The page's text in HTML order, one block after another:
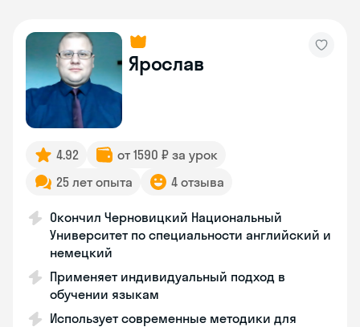
Ярослав
4.92
от 1590 ₽ за урок
25 лет опыта
4 отзыва
Окончил Черновицкий Национальный
Университет по специальности английский и
немецкий
Применяет индивидуальный подход в
обучении языкам
Использует современные методики для